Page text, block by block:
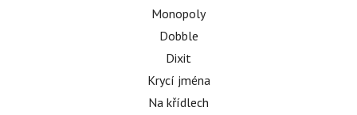
Monopoly
Dobble
Dixit
Krycí jména
Na křídlech